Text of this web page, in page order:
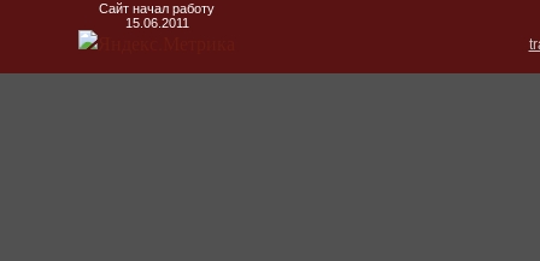
Сайт начал работу
15.06.2011